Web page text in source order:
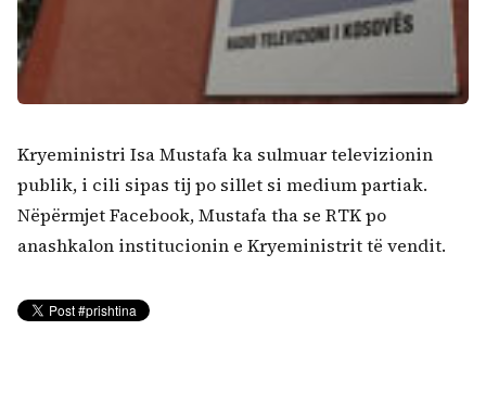
Kryeministri Isa Mustafa ka sulmuar televizionin
publik, i cili sipas tij po sillet si medium partiak.
Nëpërmjet Facebook, Mustafa tha se RTK po
anashkalon institucionin e Kryeministrit të vendit.